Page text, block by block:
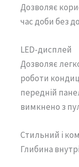
Дозволяє
час доби без
LED-дисплей
Дозволяє
роботи
передній
вимкнено з
Стильний і
Глибина